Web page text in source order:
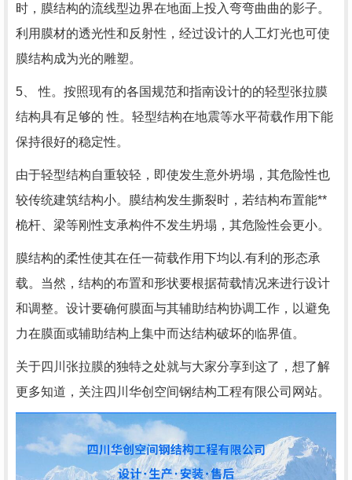
时，膜结构的流线型边界在地面上投入弯弯曲曲的影子。
利用膜材的透光性和反射性，经过设计的人工灯光也可使
膜结构成为光的雕塑。
5、 性。按照现有的各国规范和指南设计的的轻型张拉膜
结构具有足够的 性。轻型结构在地震等水平荷载作用下能
保持很好的稳定性。
由于轻型结构自重较轻，即使发生意外坍塌，其危险性也
较传统建筑结构小。膜结构发生撕裂时，若结构布置能**
桅杆、梁等刚性支承构件不发生坍塌，其危险性会更小。
膜结构的柔性使其在任一荷载作用下均以.有利的形态承
载。当然，结构的布置和形状要根据荷载情况来进行设计
和调整。设计要确何膜面与其辅助结构协调工作，以避免
力在膜面或辅助结构上集中而达结构破坏的临界值。
关于四川张拉膜的独特之处就与大家分享到这了，想了解
更多知道，关注四川华创空间钢结构工程有限公司网站。